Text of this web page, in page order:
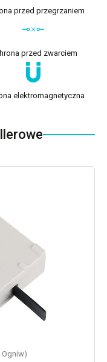
przed przegrzaniem
przed zwarciem
elektromagnetyczna
Ogniw)